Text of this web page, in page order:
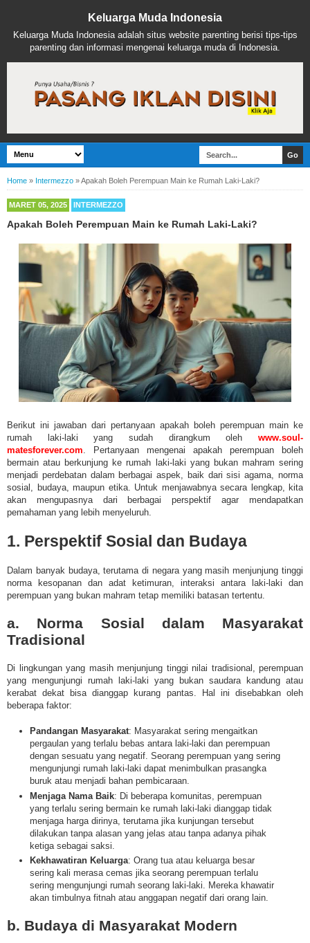
Keluarga Muda Indonesia
Keluarga Muda Indonesia adalah situs website parenting berisi tips-tips
parenting dan informasi mengenai keluarga muda di Indonesia.
Home » Intermezzo »Apakah Boleh Perempuan Main ke Rumah Laki-Laki?
MARET 05, 2025 INTERMEZZO
Apakah Boleh Perempuan Main ke Rumah Laki-Laki?
Berikut ini jawaban dari pertanyaan apakah boleh perempuan main ke
rumah laki-laki yang sudah dirangkum oleh www.soul-
matesforever.com
Pertanyaan mengenai apakah perempuan boleh
bermain atau berkunjung ke rumah laki-laki yang bukan mahram sering
menjadi perdebatan dalam berbagai aspek, baik dari sisi agama, norma
sosial, budaya, maupun etika. Untuk menjawabnya secara lengkap, kita
akan mengupasnya dari berbagai perspektif agar mendapatkan
pemahaman yang lebih menyeluruh.
1. Perspektif Sosial dan Budaya
Dalam banyak budaya, terutama di negara yang masih menjunjung tinggi
norma kesopanan dan adat ketimuran, interaksi antara laki-laki dan
perempuan yang bukan mahram tetap memiliki batasan tertentu.
a. Norma Sosial dalam Masyarakat
Tradisional
Di lingkungan yang masih menjunjung tinggi nilai tradisional, perempuan
yang mengunjungi rumah laki-laki yang bukan saudara kandung atau
kerabat dekat bisa dianggap kurang pantas. Hal ini disebabkan oleh
beberapa faktor:
Pandangan Masyarakat: Masyarakat sering mengaitkan
pergaulan yang terlalu bebas antara laki-laki dan perempuan
dengan sesuatu yang negatif. Seorang perempuan yang sering
mengunjungi rumah laki-laki dapat menimbulkan prasangka
buruk atau menjadi bahan pembicaraan.
Menjaga Nama Baik: Di beberapa komunitas, perempuan
yang terlalu sering bermain ke rumah laki-laki dianggap tidak
menjaga harga dirinya, terutama jika kunjungan tersebut
dilakukan tanpa alasan yang jelas atau tanpa adanya pihak
ketiga sebagai saksi.
Kekhawatiran Keluarga: Orang tua atau keluarga besar
sering kali merasa cemas jika seorang perempuan terlalu
sering mengunjungi rumah seorang laki-laki. Mereka khawatir
akan timbulnya fitnah atau anggapan negatif dari orang lain.
b. Budaya di Masyarakat Modern